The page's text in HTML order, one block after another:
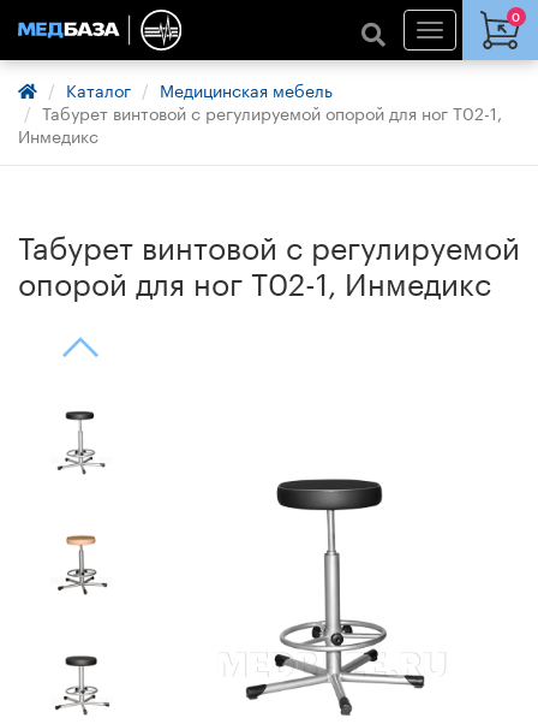
0
Каталог
Медицинская мебель
Табурет винтовой с регулируемой опорой для ног Т02-1,
Инмедикс
Табурет винтовой с регулируемой
опорой для ног Т02-1, Инмедикс